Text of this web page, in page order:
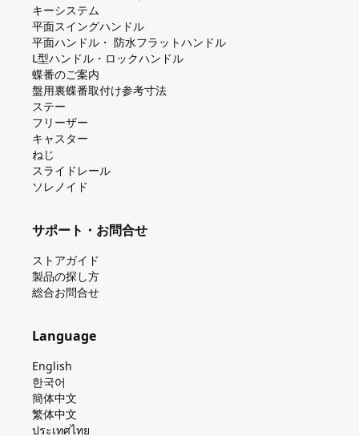
キーシステム
平⾯スイングハンドル
平⾯ハンドル・ 防⽔フラットハンドル
L型ハンドル・ロックハンドル
蝶番のご案内
盤⽤裏蝶番取付け参考⼨法
ステー
フリーザー
キャスター
ねじ
スライドレール
ソレノイド
サポート・お問合せ
ストアガイド
製品の探し⽅
総合お問合せ
Language
English
한국어
簡体中文
繁体中文
ประเทศไทย